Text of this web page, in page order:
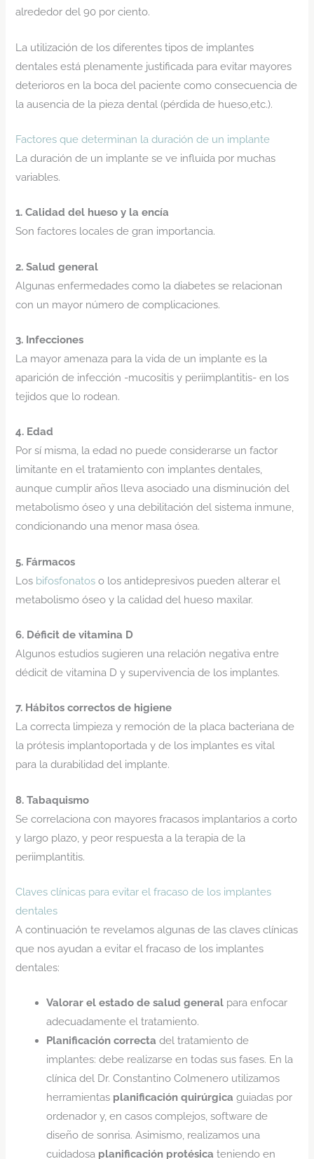
alrededor del 90 por ciento.
La utilización de los diferentes tipos de implantes
dentales está plenamente justificada para evitar mayores
deterioros en la boca del paciente como consecuencia de
la ausencia de la pieza dental (pérdida de hueso,etc.).
Factores que determinan la duración de un implante
La duración de un implante se ve influida por muchas
variables.
1. Calidad del hueso y la encía
Son factores locales de gran importancia.
2. Salud general
Algunas enfermedades como la diabetes se relacionan
con un mayor número de complicaciones.
3. Infecciones
La mayor amenaza para la vida de un implante es la
aparición de infección -mucositis y periimplantitis- en los
tejidos que lo rodean.
4. Edad
Por sí misma, la edad no puede considerarse un factor
limitante en el tratamiento con implantes dentales,
aunque cumplir años lleva asociado una disminución del
metabolismo óseo y una debilitación del sistema inmune,
condicionando una menor masa ósea.
5. Fármacos
Los bifosfonatos o los antidepresivos pueden alterar el
metabolismo óseo y la calidad del hueso maxilar.
6. Déficit de vitamina D
Algunos estudios sugieren una relación negativa entre
dédicit de vitamina D y supervivencia de los implantes.
7. Hábitos correctos de higiene
La correcta limpieza y remoción de la placa bacteriana de
la prótesis implantoportada y de los implantes es vital
para la durabilidad del implante.
8. Tabaquismo
Se correlaciona con mayores fracasos implantarios a corto
y largo plazo, y peor respuesta a la terapia de la
periimplantitis.
Claves clínicas para evitar el fracaso de los implantes
dentales
A continuación te revelamos algunas de las claves clínicas
que nos ayudan a evitar el fracaso de los implantes
dentales:
Valorar el estado de salud general para enfocar
adecuadamente el tratamiento.
Planificación correcta del tratamiento de
implantes: debe realizarse en todas sus fases. En la
clínica del Dr. Constantino Colmenero utilizamos
herramientas planificación quirúrgica guiadas por
ordenador y, en casos complejos, software de
diseño de sonrisa. Asimismo, realizamos una
cuidadosa planificación protésica teniendo en